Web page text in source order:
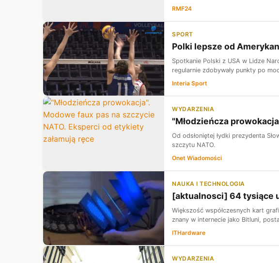
RMF24
SPORT
Polki lepsze od
Spotkanie Polski z USA w Lidze
regularnie zdobywały punkty po
Interia Sport
WYDARZENIA
"Młodzieńcza
Od odsłoniętej łydki prezydenta
szczytu NATO.
Onet Wiadomości
NAUKA I TECHNOLOGIA
[aktualnosci] 64 tysiące
Większość współczesnych kart
znany w internecie jako Bitluni,
ITHardware
WYDARZENIA